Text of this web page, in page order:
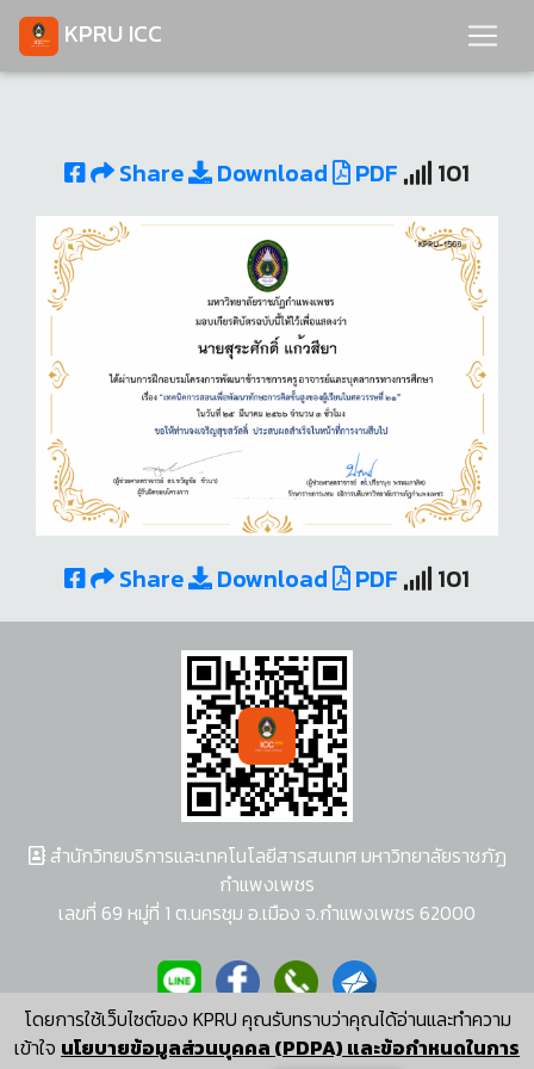
KPRU ICC
Share Download PDF 101
Share Download PDF 101
โดยการใช้เว็บไซต์ของ KPRU คุณรับทราบว่าคุณได้อ่านและทำความ
เข้าใจ นโยบายข้อมูลส่วนบุคคล (PDPA) และข้อกำหนดในการ
สำนักวิทยบริการและเทคโนโลยีสารสนเทศ มหาวิทยาลัยราชภัฏ
กำแพงเพชร
เลขที่ 69 หมู่ที่ 1 ต.นครชุม อ.เมือง จ.กำแพงเพชร 62000
ผู้พัฒนาระบบ อนุชา พวงผกา